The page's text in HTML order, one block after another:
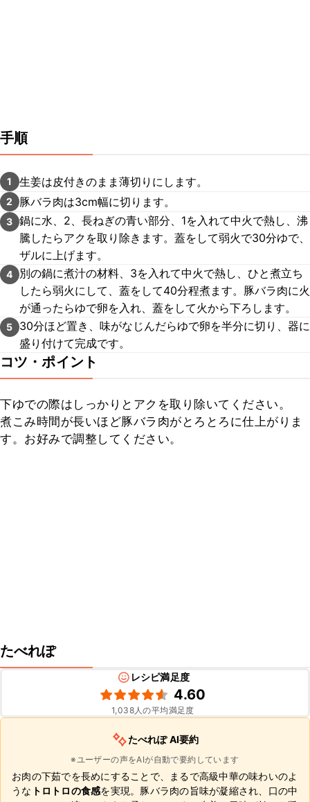
手順
1 生姜は皮付きのまま薄切りにします。
2 豚バラ肉は3cm幅に切ります。
3 鍋に水、2、長ねぎの青い部分、1を入れて中火で熱し、沸
騰したらアクを取り除きます。蓋をして弱火で30分ゆで、
ザルに上げます。
4
別の鍋に煮汁の材料、3を入れて中火で熱し、ひと煮立ち
したら弱火にして、蓋をして40分程煮ます。豚バラ肉に火
が通ったらゆで卵を入れ、蓋をして火から下ろします。
5
30分ほど置き、味がなじんだらゆで卵を半分に切り、器に
盛り付けて完成です。
コツ・ポイント
下ゆでの際はしっかりとアクを取り除いてください。
煮こみ時間が長いほど豚バラ肉がとろとろに仕上がりま
す。お好みで調整してください。
たべれぽ
レシピ満足度
4.60
1,038人の平均満足度
たべれぽ AI要約
※ユーザーの声をAIが自動で要約しています
お肉の下茹でを長めにすることで、まるで高級中華の味わいのよ
うな トロトロの食感を実現。豚バラ肉の旨味が凝縮され、口の中